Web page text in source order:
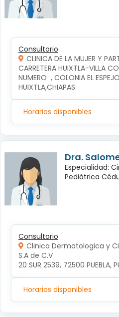
Consultorio
CLINICA DE LA MUJER Y
CARRETERA HUIXTLA-VILLA
NUMERO  , COLONIA EL
HUIXTLA,CHIAPAS
Horarios disponibles
Dra.
Especialidad:
Pediátrica
Consultorio
Clinica Dermatologica y
S.A de C.V
20 SUR 2539, 72500 PUEBLA,
Horarios disponibles